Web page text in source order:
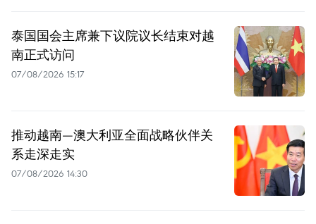
泰国国会主席兼下议院议长结束对越
南正式访问
07/08/2026 15:17
推动越南—澳大利亚全面战略伙伴关
系走深走实
07/08/2026 14:30